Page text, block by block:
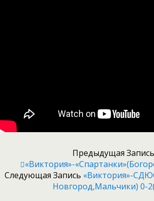
Предыдущая Запись
«Виктория»-
Следующая Запись «Виктория»-
Новгород,мальчики) 0-